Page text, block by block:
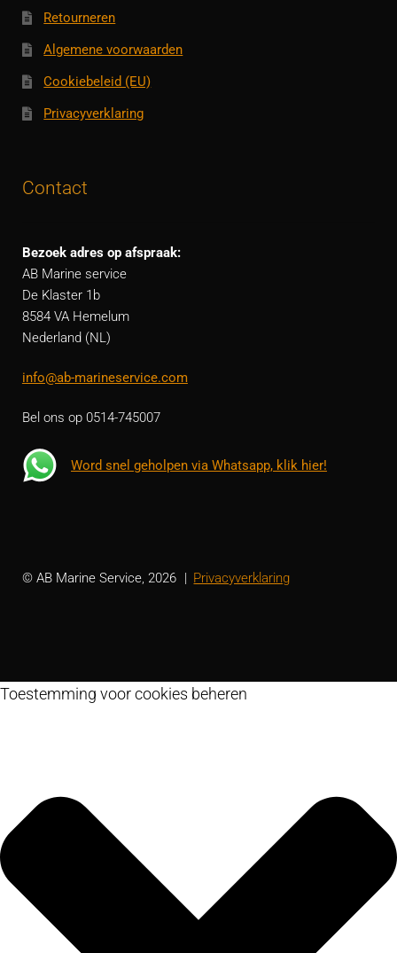
Retourneren
Algemene voorwaarden
Cookiebeleid (EU)
Privacyverklaring
Contact
Bezoek adres op afspraak:
AB Marine service
De Klaster 1b
8584 VA Hemelum
Nederland (NL)
info@ab-marineservice.com
Bel ons op 0514-745007
Word snel geholpen via Whatsapp, klik hier!
© AB Marine Service, 2026 Privacyverklaring
Toestemming voor cookies beheren